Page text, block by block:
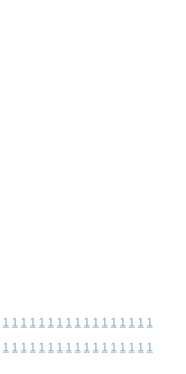
1 1 1 1 1 1 1 1 1 1 1 1 1 1 1 1 1
1 1 1 1 1 1 1 1 1 1 1 1 1 1 1 1 1